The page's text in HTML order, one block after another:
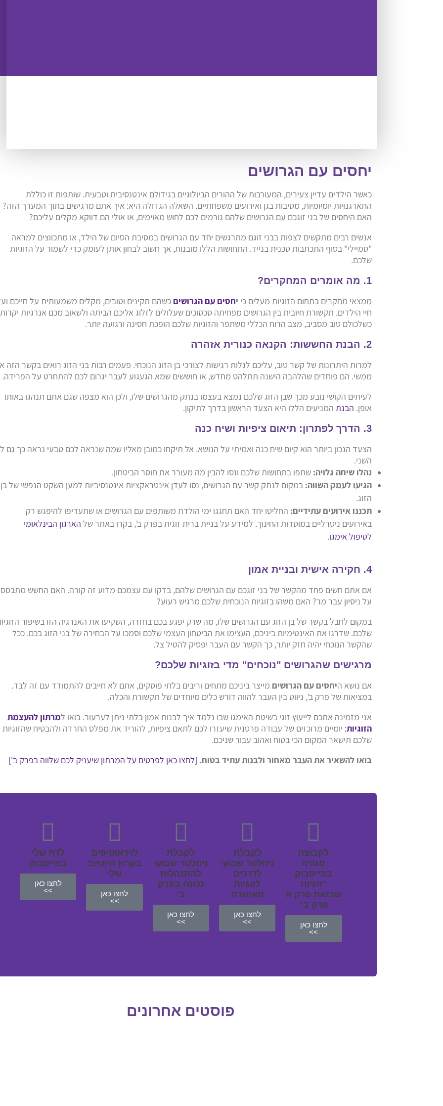
יחסים עם הגרושים
כאשר הילדים עדיין צעירים, המעורבות של ההורים הביולוגיים בגידולם אינטנסיבית וטבעית. שותפות זו כוללת
התארגנויות יומיומיות, מסיבות בגן ואירועים משפחתיים. השאלה הגדולה היא: איך אתם מרגישים בתוך המערך הזה?
האם היחסים של בני זוגכם עם הגרושים שלהם גורמים לכם לחוש מאוימים, או אולי הם דווקא מקלים עליכם?
אנשים רבים מתקשים לצפות בבני זוגם מתרגשים יחד עם הגרושים במסיבת הסיום של הילד, או מתכווצים למראה
"סמיילי" בסוף התכתבות טכנית בנייד. התחושות הללו מובנות, אך חשוב לבחון אותן לעומק כדי לשמור על הזוגיות
שלכם.
1. מה אומרים המחקרים?
ממצאי מחקרים בתחום הזוגיות מעלים כי יחסים עם הגרושים כשהם תקינים וטובים, מקלים משמעותית על חייכם
חיי הילדים. תקשורת חיובית בין הגרושים מפחיתה סכסוכים שעלולים לזלוג אליכם הביתה ולשאוב מכם אנרגיות
כשלכולם טוב מסביב, מצב הרוח הכללי משתפר והזוגיות שלכם הופכת חסינה ורגועה יותר.
2. הבנת החששות: הקנאה כנורית אזהרה
למרות היתרונות של קשר טוב, עליכם לגלות רגישות לצורכי בן הזוג הנוכחי. פעמים רבות בני הזוג רואים בקשר הזה
ממשי. הם פוחדים שהלהבה הישנה תתלהט מחדש, או חוששים שמא הגעגוע לעבר יגרום לכם להתחרט על הפרידה.
לעיתים הקושי נובע מכך שבן הזוג שלכם נמצא בעצמו בנתק מהגרושים שלו, ולכן הוא מצפה שגם אתם תנהגו באותו
אופן. הבנת המניעים הללו היא הצעד הראשון בדרך לתיקון.
3. הדרך לפתרון: תיאום ציפיות ושיח כנה
הצעד הנכון ביותר הוא קיום שיח כנה ואמיתי על הנושא. אל תיקחו כמובן מאליו שמה שנראה לכם טבעי נראה כך גם
השני.
נהלו שיחה גלויה: שתפו בתחושות שלכם ונסו להבין מה מעורר את חוסר הביטחון.
הגיעו לעמק השווה: במקום לנתק קשר עם הגרושים, נסו לעדן אינטראקציות אינטנסיביות למען השקט הנפשי של בן
הזוג.
תכננו אירועים עתידיים: החליטו יחד האם תחגגו ימי הולדת משותפים עם הגרושים או שתעדיפו להיפגש רק
באירועים ניטרליים במוסדות החינוך. למידע על בניית ברית זוגית בפרק ב', בקרו באתר של הארגון הבינלאומי
לטיפול אימגו.
4. חקירה אישית ובניית אמון
אם אתם חשים פחד מהקשר של בני זוגכם עם הגרושים שלהם, בדקו עם עצמכם מדוע זה קורה. האם החשש מתבסס
על ניסיון עבר מר? האם משהו בזוגיות הנוכחית שלכם מרגיש רעוע?
במקום לחבל בקשר של בן הזוג עם הגרושים שלו, מה שרק יפגע בכם בחזרה, השקיעו את האנרגיה הזו בשיפור
שלכם. שדרגו את האינטימיות ביניכם, העצימו את הביטחון העצמי שלכם וסמכו על הבחירה של בני הזוג בכם. ככל
שהקשר הנוכחי יהיה חזק יותר, כך הקשר עם העבר יפסיק להטיל צל.
מרגישים שהגרושים "נוכחים" מדי בזוגיות שלכם?
אם נושא היחסים עם הגרושים מייצר ביניכם מתחים וריבים בלתי פוסקים, אתם לא חייבים להתמודד עם זה לבד.
במציאות של פרק ב', ניווט בין העבר להווה דורש כלים מיוחדים של תקשורת והכלה.
אני מזמינה אתכם לייעוץ זוגי בשיטת האימגו שבו נלמד איך לבנות אמון בלתי ניתן לערעור. בואו למרתון להעצמת
הזוגיות: יומיים מרוכזים של עבודה פרטנית שיעזרו לכם לתאם ציפיות, להוריד את מפלס החרדה ולהבטיח שהזוגיות
שלכם תישאר המקום הכי בטוח ואהוב עבור שניכם.
בואו להשאיר את העבר מאחור ולבנות עתיד בטוח. [לחצו כאן לפרטים על המרתון שיעניק לכם שלווה בפרק ב']
לקבוצה
סגורה
בפייסבוק
"זוגיות
שכזאת פרק א
פרק ב"
לחצו כאן
>>
לקבלת
ניוזלטר שבועי
לדרכים
לזוגיות
מאושרת
לחצו כאן
>>
לקבלת
ניוזלטר שבועי
להתנהלות
נכונה בפרק
ב'
לחצו כאן
>>
לוידאוטיפים
בערוץ היוטיוב
שלי
לחצו כאן
>>
לדף שלי
בפייסבוק
לחצו כאן
>>
פוסטים אחרונים